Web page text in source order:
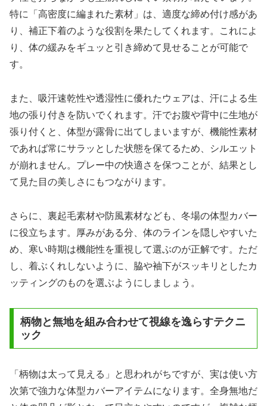
特に「高密度に編まれた素材」は、適度な締め付け感があ
り、補正下着のような役割を果たしてくれます。これによ
り、体の緩みをギュッと引き締めて見せることが可能で
す。
また、吸汗速乾性や透湿性に優れたウェアは、汗による生
地の張り付きを防いでくれます。汗でお腹や背中に生地が
張り付くと、体型が露骨に出てしまいますが、機能性素材
であれば常にサラッとした状態を保てるため、シルエット
が崩れません。プレー中の快適さを保つことが、結果とし
て見た目の美しさにもつながります。
さらに、裏起毛素材や防風素材なども、冬場の体型カバー
に役立ちます。厚みがある分、体のラインを隠しやすいた
め、寒い時期は機能性を重視して選ぶのが正解です。ただ
し、着ぶくれしないように、脇や袖下がスッキリとしたカ
ッティングのものを選ぶようにしましょう。
柄物と無地を組み合わせて視線を逸らすテクニ
ック
「柄物は太って見える」と思われがちですが、実は使い方
次第で強力な体型カバーアイテムになります。全身無地だ